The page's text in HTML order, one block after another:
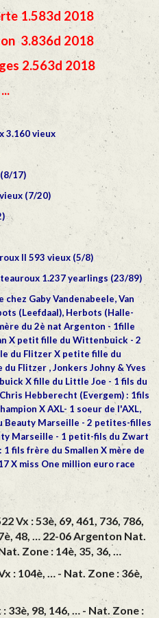
1.583d 2018
3.836d 2018
2.563d 2018
...
3.160 vieux
17)
(7/20)
II 593 vieux (5/8)
1.237 yearlings (23/89)
Gaby Vandenabeele, Van
(Leefdaal), Herbots (Halle-
du 2è nat Argenton - 1fille
X petit fille du Wittenbuick - 2
du Flitzer X petite fille du
du Flitzer , Jonkers Johny & Yves
X fille du Little Joe - 1 fils du
Hebberecht (Evergem) : 1fils
X AXL- 1 soeur de l'AXL,
Beauty Marseille - 2 petites-filles
Marseille - 1 petit-fils du Zwart
fils frère du Smallen X mère de
X miss One million euro race
Vx : 53è, 69, 461, 736, 786,
48, … 22-06 Argenton Nat.
Zone : 14è, 35, 36, …
: 104è, … - Nat. Zone : 36è,
33è, 98, 146, … - Nat. Zone :